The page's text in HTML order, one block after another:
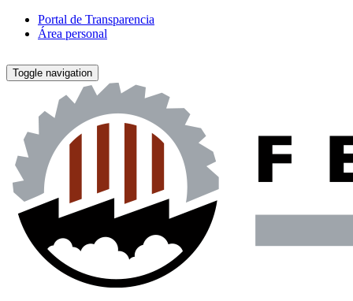
Portal de Transparencia
Área personal
Toggle navigation